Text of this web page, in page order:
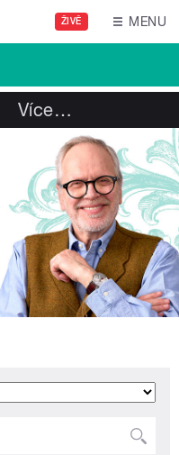
ŽIVĚ MENU
Více…